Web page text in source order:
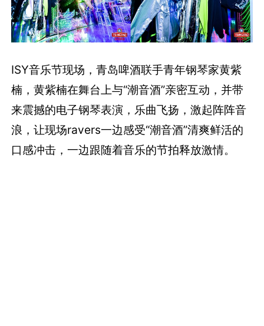
ISY音乐节现场，青岛啤酒联手青年钢琴家黄紫
楠，黄紫楠在舞台上与“潮音酒”亲密互动，并带
来震撼的电子钢琴表演，乐曲飞扬，激起阵阵音
浪，让现场ravers一边感受“潮音酒”清爽鲜活的
口感冲击，一边跟随着音乐的节拍释放激情。